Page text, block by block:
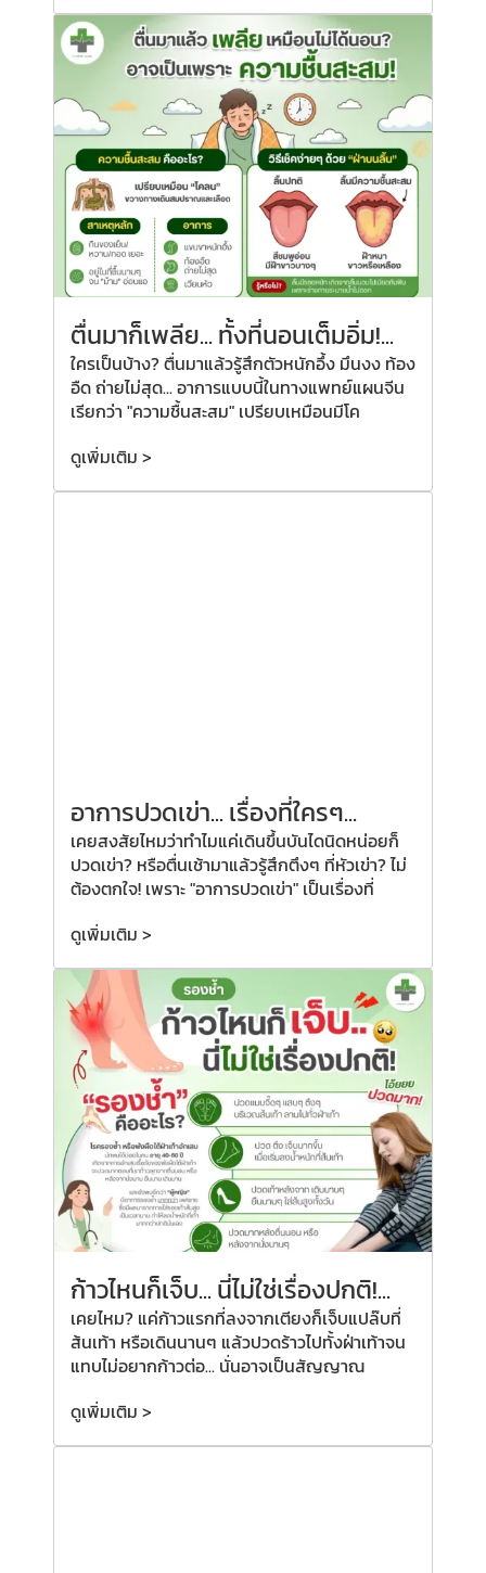
ตื่นมาก็เพลีย... ทั้งที่นอนเต็มอิ่ม!...
ใครเป็นบ้าง? ตื่นมาแล้วรู้สึกตัวหนักอึ้ง มึนงง ท้อง
อืด ถ่ายไม่สุด... อาการแบบนี้ในทางแพทย์แผนจีน
เรียกว่า "ความชื้นสะสม" เปรียบเหมือนมีโค
ดูเพิ่มเติม >
อาการปวดเข่า... เรื่องที่ใครๆ...
เคยสงสัยไหมว่าทำไมแค่เดินขึ้นบันไดนิดหน่อยก็
ปวดเข่า? หรือตื่นเช้ามาแล้วรู้สึกตึงๆ ที่หัวเข่า? ไม่
ต้องตกใจ! เพราะ "อาการปวดเข่า" เป็นเรื่องที่
ดูเพิ่มเติม >
ก้าวไหนก็เจ็บ... นี่ไม่ใช่เรื่องปกติ!...
เคยไหม? แค่ก้าวแรกที่ลงจากเตียงก็เจ็บแปล๊บที่
ส้นเท้า หรือเดินนานๆ แล้วปวดร้าวไปทั้งฝ่าเท้าจน
แทบไม่อยากก้าวต่อ... นั่นอาจเป็นสัญญาณ
ดูเพิ่มเติม >